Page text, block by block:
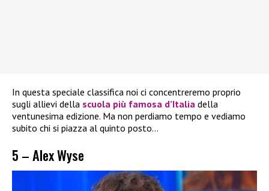
In questa speciale classifica noi ci concentreremo proprio
sugli allievi della scuola più famosa d’Italia della
ventunesima edizione. Ma non perdiamo tempo e vediamo
subito chi si piazza al quinto posto…
5 – Alex Wyse